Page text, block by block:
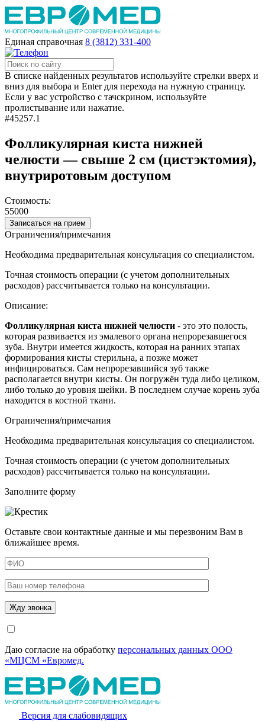
Единая справочная 8 (3812) 331-400
В списке найденных результатов используйте стрелки вверх и
вниз для выбора и Enter для перехода на нужную страницу.
Если у вас устройство с тачскрином, используйте
пролистывание или нажатие.
#45257.1
Фолликулярная киста нижней
челюсти — свыше 2 см (цистэктомия),
внутриротовым доступом
Стоимость:
55000
Записаться на прием
Ограничения/примечания
Необходима предварительная консультация со специалистом.
Точная стоимость операции (с учетом дополнительных
расходов) рассчитывается только на консультации.
Описание:
Фолликулярная киста нижней челюсти - это это полость,
которая развивается из эмалевого органа непрорезавшегося
зуба. Внутри имеется жидкость, которая на ранних этапах
формирования кисты стерильна, а позже может
инфицироваться. Сам непрорезавшийся зуб также
располагается внутри кисты. Он погружён туда либо целиком,
либо только до уровня шейки. В последнем случае корень зуба
находится в костной ткани.
Ограничения/примечания
Необходима предварительная консультация со специалистом.
Точная стоимость операции (с учетом дополнительных
расходов) рассчитывается только на консультации.
Заполните форму
Оставьте свои контактные данные и мы перезвоним Вам в
ближайшее время.
Даю согласие на обработку персональных данных ООО
«МЦСМ «Евромед.
Версия для слабовидящих